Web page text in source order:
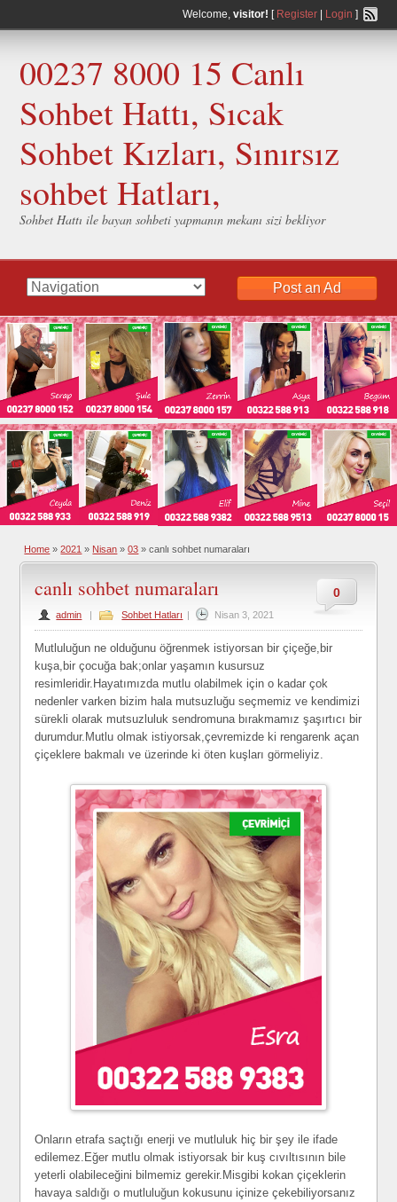
Welcome, visitor! [ Register| Login ]
00237 8000 15 Canlı
Sohbet Hattı, Sıcak
Sohbet Kızları, Sınırsız
sohbet Hatları,
Sohbet Hattı ile bayan sohbeti yapmanın mekanı sizi bekliyor
Post an Ad
Home » 2021 » Nisan » 03 » canlı sohbet numaraları
0
canlı sohbet numaraları
admin | Sohbet Hatları | Nisan 3, 2021
Mutluluğun ne olduğunu öğrenmek istiyorsan bir çiçeğe,bir
kuşa,bir çocuğa bak;onlar yaşamın kusursuz
resimleridir.Hayatımızda mutlu olabilmek için o kadar çok
nedenler varken bizim hala mutsuzluğu seçmemiz ve kendimizi
sürekli olarak mutsuzluluk sendromuna bırakmamız şaşırtıcı bir
durumdur.Mutlu olmak istiyorsak,çevremizde ki rengarenk açan
çiçeklere bakmalı ve üzerinde ki öten kuşları görmeliyiz.
Onların etrafa saçtığı enerji ve mutluluk hiç bir şey ile ifade
edilemez.Eğer mutlu olmak istiyorsak bir kuş cıvıltısının bile
yeterli olabileceğini bilmemiz gerekir.Misgibi kokan çiçeklerin
havaya saldığı o mutluluğun kokusunu içinize çekebiliyorsanız